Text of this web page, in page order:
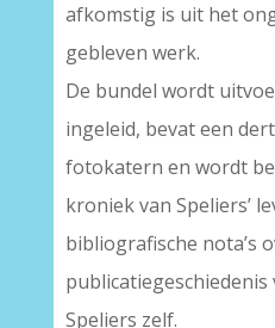
afkomstig is uit het
gebleven werk.
De bundel wordt
ingeleid, bevat een
fotokatern en wordt
kroniek van Speliers’
bibliografische nota’s
Speliers zelf.